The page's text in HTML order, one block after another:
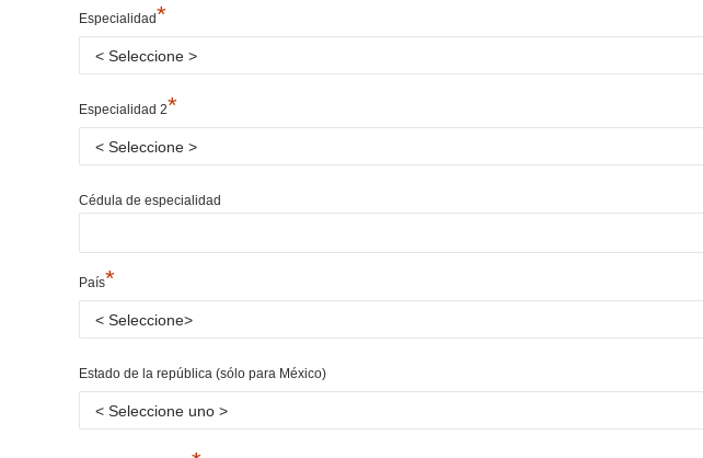
Especialidad*
Especialidad 2*
Cédula de especialidad
País*
Estado de la república (sólo para México)